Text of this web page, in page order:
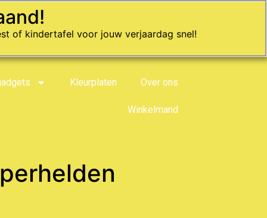
of kindertafel voor jouw verjaardag snel!
Kleurplaten Over ons
Winkelmand